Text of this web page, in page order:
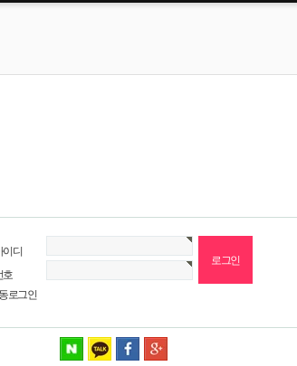
디
호
로그인
네이버 로그인카카오 로그인페이스북 로그인
구글 로그인